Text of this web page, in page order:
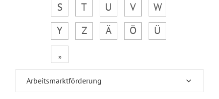
S
T U V
W
Y
Z Ä Ö
Ü
„